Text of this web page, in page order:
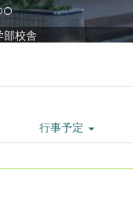
行事予定